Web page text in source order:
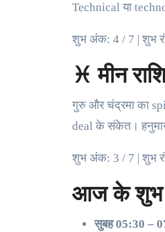
Technical या
शुभ अंक: 4 / 7 | शुभ
♓ मीन
गुरु और चंद्रमा का
deal के संकेत। हनुमान
शुभ अंक: 3 / 7 | शुभ
आज के शुभ
सुबह 05:30 –